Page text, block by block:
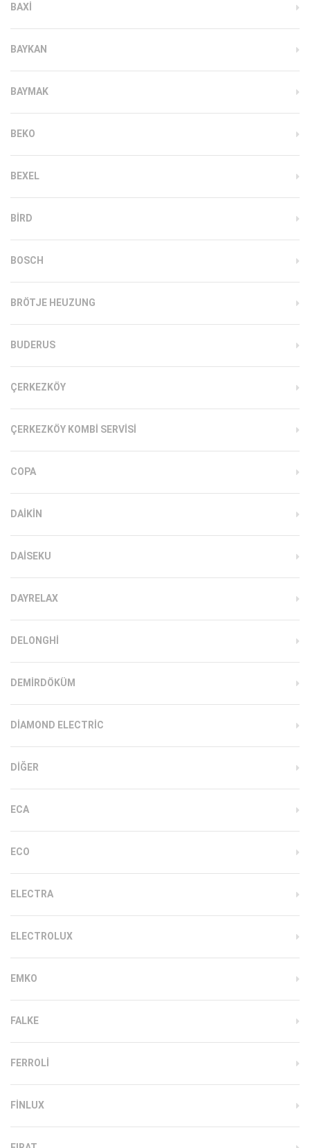
BAXI
BAYKAN
BAYMAK
BEKO
BEXEL
BIRD
BOSCH
BRÖTJE HEUZUNG
BUDERUS
ÇERKEZKÖY
ÇERKEZKÖY KOMBI SERVISI
COPA
DAIKIN
DAISEKU
DAYRELAX
DELONGHI
DEMIRDÖKÜM
DIAMOND ELECTRIC
DIĞER
ECA
ECO
ELECTRA
ELECTROLUX
EMKO
FALKE
FERROLI
FINLUX